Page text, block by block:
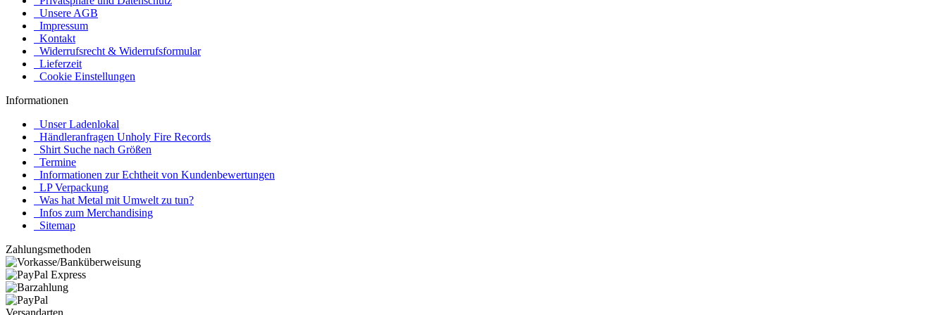
Unsere AGB
Impressum
Kontakt
Widerrufsrecht & Widerrufsformular
Lieferzeit
Cookie Einstellungen
Informationen
Unser Ladenlokal
Händleranfragen Unholy Fire Records
Shirt Suche nach Größen
Termine
Informationen zur Echtheit von Kundenbewertungen
LP Verpackung
Was hat Metal mit Umwelt zu tun?
Infos zum Merchandising
Sitemap
Zahlungsmethoden
Versandarten